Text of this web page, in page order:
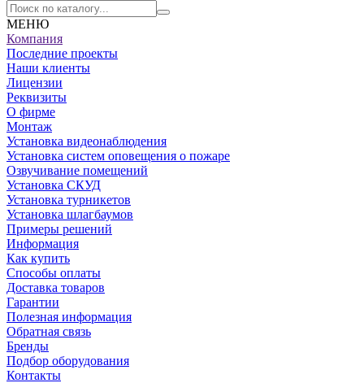
МЕНЮ
Компания
Последние проекты
Наши клиенты
Лицензии
Реквизиты
О фирме
Монтаж
Установка видеонаблюдения
Установка систем оповещения о пожаре
Озвучивание помещений
Установка СКУД
Установка турникетов
Установка шлагбаумов
Примеры решений
Информация
Как купить
Способы оплаты
Доставка товаров
Гарантии
Полезная информация
Обратная связь
Бренды
Подбор оборудования
Контакты